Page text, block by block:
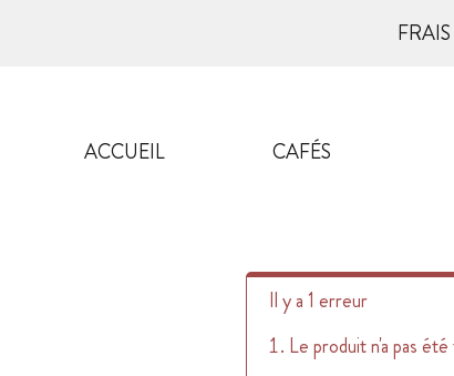
ACCUEIL CAFÉS
Il y a 1 erreur
Le produit n'a pas